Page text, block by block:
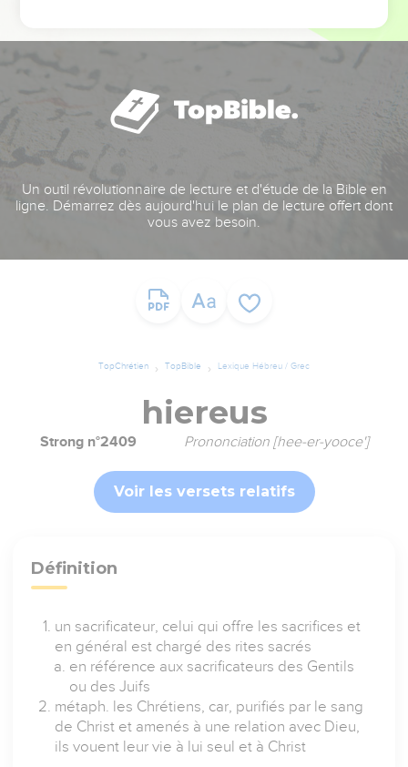
Un outil révolutionnaire de lecture et d'étude de la Bible en
ligne. Démarrez dès aujourd'hui le plan de lecture offert dont
vous avez besoin.
TopChrétien TopBible Lexique Hébreu / Grec
hiereus
Strong n°2409 Prononciation [hee-er-yooce']
Voir les versets relatifs
Définition
un sacrificateur, celui qui offre les sacrifices et
en général est chargé des rites sacrés
en référence aux sacrificateurs des Gentils
ou des Juifs
métaph. les Chrétiens, car, purifiés par le sang
de Christ et amenés à une relation avec Dieu,
ils vouent leur vie à lui seul et à Christ